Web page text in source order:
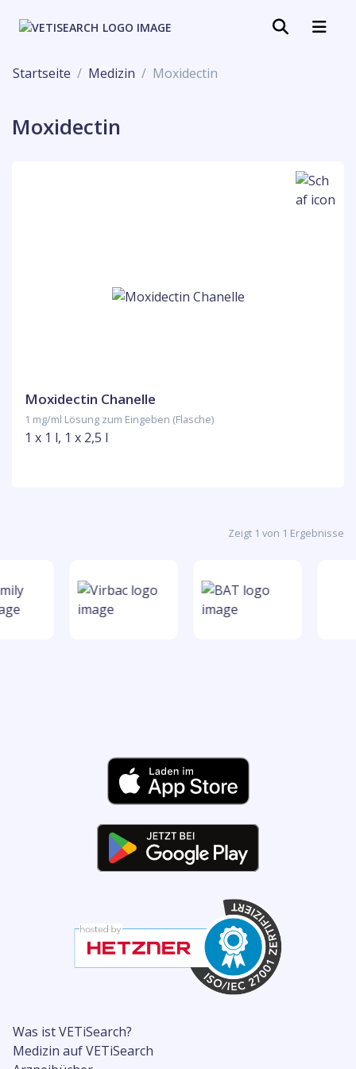
Startseite Medizin Moxidectin
Moxidectin
Moxidectin Chanelle
1 mg/ml Lösung zum Eingeben (Flasche)
1 x 1 l, 1 x 2,5 l
Zeigt 1 von 1 Ergebnisse
Was ist VETiSearch?
Medizin auf VETiSearch